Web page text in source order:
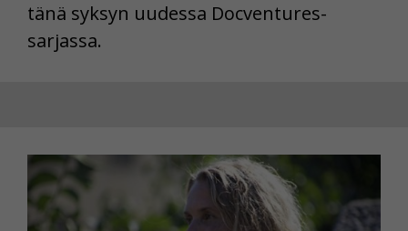
tänä syksyn uudessa Docventures-
sarjassa.